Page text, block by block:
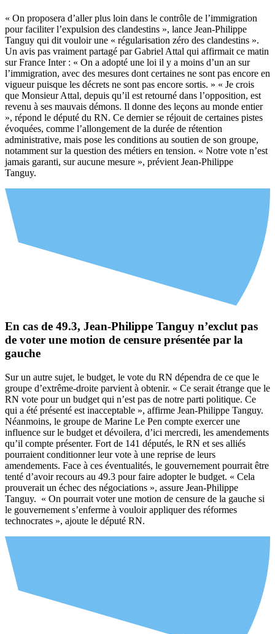
« On proposera d’aller plus loin dans le contrôle de l’immigration
pour faciliter l’expulsion des clandestins », lance Jean-Philippe
Tanguy qui dit vouloir une « régularisation zéro des clandestins ».
Un avis pas vraiment partagé par Gabriel Attal qui affirmait ce matin
sur France Inter : « On a adopté une loi il y a moins d’un an sur
l’immigration, avec des mesures dont certaines ne sont pas encore en
vigueur puisque les décrets ne sont pas encore sortis. » « Je crois
que Monsieur Attal, depuis qu’il est retourné dans l’opposition, est
revenu à ses mauvais démons. Il donne des leçons au monde entier
», répond le député du RN. Ce dernier se réjouit de certaines pistes
évoquées, comme l’allongement de la durée de rétention
administrative, mais pose les conditions au soutien de son groupe,
notamment sur la question des métiers en tension. « Notre vote n’est
jamais garanti, sur aucune mesure », prévient Jean-Philippe
Tanguy.
En cas de 49.3, Jean-Philippe Tanguy n’exclut pas
de voter une motion de censure présentée par la
gauche
Sur un autre sujet, le budget, le vote du RN dépendra de ce que le
groupe d’extrême-droite parvient à obtenir. « Ce serait étrange que le
RN vote pour un budget qui n’est pas de notre parti politique. Ce
qui a été présenté est inacceptable », affirme Jean-Philippe Tanguy.
Néanmoins, le groupe de Marine Le Pen compte exercer une
influence sur le budget et dévoilera, d’ici mercredi, les amendements
qu’il compte présenter. Fort de 141 députés, le RN et ses alliés
pourraient conditionner leur vote à une reprise de leurs
amendements. Face à ces éventualités, le gouvernement pourrait être
tenté d’avoir recours au 49.3 pour faire adopter le budget. « Cela
prouverait un échec des négociations », assure Jean-Philippe
Tanguy. « On pourrait voter une motion de censure de la gauche si
le gouvernement s’enferme à vouloir appliquer des réformes
technocrates », ajoute le député RN.